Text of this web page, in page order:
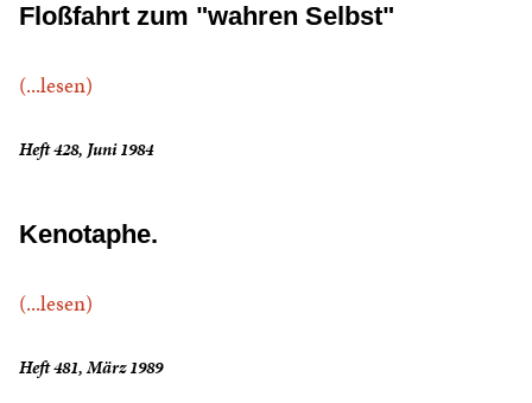
Floßfahrt zum "wahren Selbst"
(...lesen)
Heft 428, Juni 1984
Kenotaphe.
(...lesen)
Heft 481, März 1989